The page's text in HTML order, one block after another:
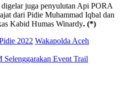
juga penyulutan Api PORA
dari Pidie Muhammad Iqbal dan
Kabid Humas Winardy. (*)
2022 Wakapolda Aceh
Event Trail